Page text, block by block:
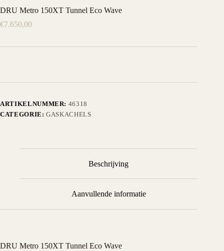
DRU Metro 150XT Tunnel Eco Wave
€7.650,00
ARTIKELNUMMER: 46318
CATEGORIE:GASKACHELS
Beschrijving
Aanvullende informatie
DRU Metro 150XT Tunnel Eco Wave